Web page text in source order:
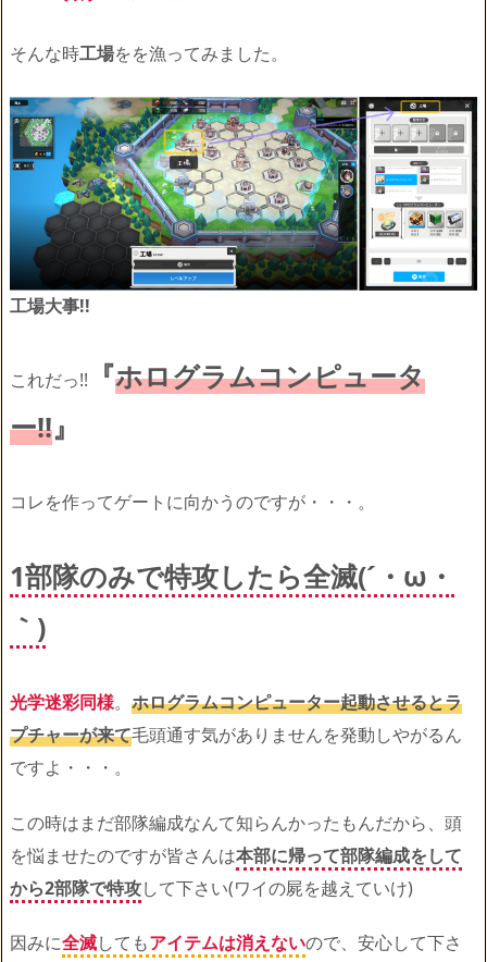
そんな時工場をを漁ってみました。
工場大事!!
これだっ!! 『ホログラムコンピュータ
ー!!』
コレを作ってゲートに向かうのですが・・・。
1部隊のみで特攻したら全滅(´・ω・
｀)
光学迷彩同様。 ホログラムコンピューター起動させるとラ
プチャーが来て毛頭通す気がありませんを発動しやがるん
ですよ・・・。
この時はまだ部隊編成なんて知らんかったもんだから、頭
を悩ませたのですが皆さんは本部に帰って部隊編成をして
から2部隊で特攻して下さい(ワイの屍を越えていけ)
因みに全滅してもアイテムは消えないので、安心して下さ